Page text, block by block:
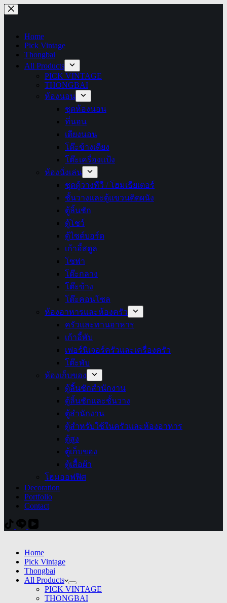
Skip
to
Home
Pick Vintage
Thongbai
All Products
PICK VINTAGE
THONGBAI
ห้องนอน
ชุดห้องนอน
ที่นอน
เตียงนอน
โต๊ะข้างเตียง
โต๊ะเครื่องแป้ง
ห้องนั่งเล่น
ชุดตู้วางทีวี / โฮมเธียเตอร์
ชั้นวางและตู้แขวนติดผนัง
ตู้ลิ้นชัก
ตู้โชว์
ตู้ไซด์บอร์ด
เก้าอี้สตูล
โซฟา
โต๊ะกลาง
โต๊ะข้าง
โต๊ะคอนโซล
ห้องอาหารและห้องครัว
ครัวและทานอาหาร
เก้าอี้พับ
เฟอร์นิเจอร์ครัวและเครื่องครัว
โต๊ะพับ
ห้องเก็บของ
ตู้ลิ้นชักสำนักงาน
ตู้ลิ้นชักและชั้นวาง
ตู้สำนักงาน
ตู้สำหรับใช้ในครัวและห้องอาหาร
ตู้สูง
ตู้เก็บของ
ตู้เสื้อผ้า
โฮมออฟฟิศ
Decoration
Portfolio
Contact
Home
Pick Vintage
Thongbai
All Products
PICK VINTAGE
THONGBAI